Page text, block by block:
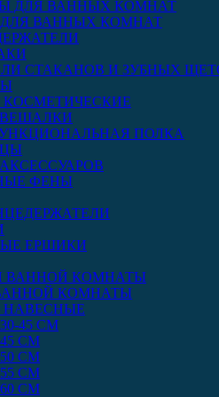
ВАННЫХ КОМНАТ
СТАКАНОВ И ЗУБНЫХ
КОСМЕТИЧЕСКИЕ
ПОЛКА
ФЕНЫ
ЕРШИКИ
КОМНАТЫ
НАВЕСНЫЕ
45 СМ
СМ
СМ
СМ
СМ